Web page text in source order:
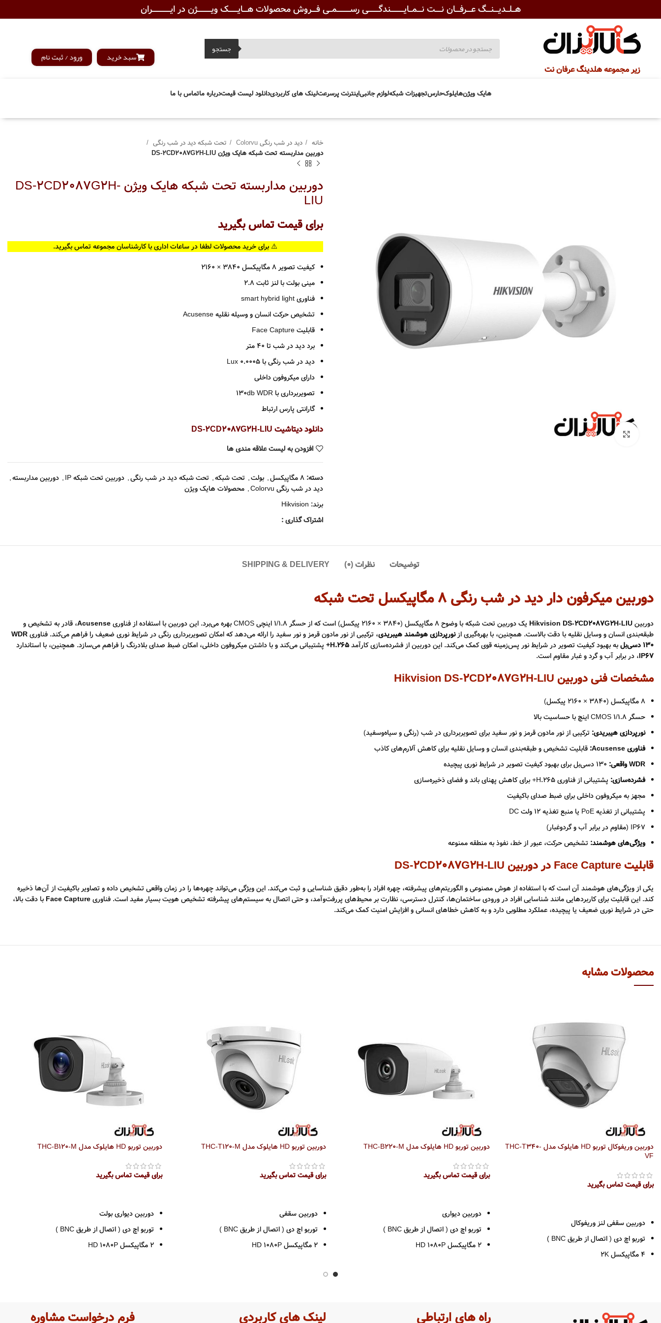
هــلــدیـــنـــگ عـــرفـــان نــــت نـــمــایـــــــــندگـــــــی رســـــــــمــی فـــروش محصولات هـــایــــــک ویـــــــــژن در ایــــــــــــران
زیر مجموعه هلدینگ عرفان نت
جستجو
سبد خرید ورود / ثبت نام
هایک ویژنهایلوکحارستجهیزات شبکهلوازم جانبیاینترنت پرسرعتلینک های کاربردیدانلود لیست قیمتدرباره ماتماس با ما
Click to enlarge
خانه دید در شب رنگی Colorvu
تحت شبکه دید در شب رنگی
دوربین مداربسته تحت شبکه هایک ویژن DS-2CD2087G2H-LIU
دوربین مداربسته تحت شبکه هایک ویژن DS-2CD2087G2H-
LIU
برای قیمت تماس بگیرید
⚠️ برای خرید محصولات لطفا در ساعات اداری با کارشناسان مجموعه تماس بگیرید.
کیفیت تصویر 8 مگاپیکسل 3840 × 2160
مینی بولت با لنز ثابت 2.8
فناوری smart hybrid light
تشخیص حرکت انسان و وسیله نقلیه Acusense
قابلیت Face Capture
برد دید در شب تا 40 متر
دید در شب رنگی با 0.0005 Lux
دارای میکروفون داخلی
تصویربرداری با 130db WDR
گارانتی پارس ارتباط
دانلود دیتاشیت DS-2CD2087G2H-LIU
افزودن به لیست علاقه مندی ها
دسته: 8 مگاپیکسل , بولت, تحت شبکه, تحت شبکه دید در شب رنگی, دوربین تحت شبکه IP , دوربین مداربسته,
دید در شب رنگی Colorvu
, محصولات هایک ویژن
برند: Hikvision
اشتراک گذاری :
توضیحات نظرات (0) SHIPPING & DELIVERY
دوربین میکرفون دار دید در شب رنگی 8 مگاپیکسل تحت شبکه
دوربینHikvision DS-2CD2087G2H-LIU یک دوربین تحت شبکه با وضوح 8 مگاپیکسل (3840 × 2160 پیکسل) است که از حسگر 1/1.8 اینچی CMOS بهره می‌برد. این دوربین با استفاده از فناوری Acusense، قادر به تشخیص و
طبقه‌بندی انسان و وسایل نقلیه با دقت بالاست. همچنین، با بهره‌گیری ازنورپردازی هوشمند هیبریدی، ترکیبی از نور مادون قرمز و نور سفید را ارائه می‌دهد که امکان تصویربرداری رنگی در شرایط نوری ضعیف را فراهم می‌کند. فناوریWDR
130 دسی‌بل
به بهبود کیفیت تصویر در شرایط نور پس‌زمینه قوی کمک می‌کند. این دوربین از فشرده‌سازی کارآمدH.265+
پشتیبانی می‌کند و با داشتن میکروفون داخلی، امکان ضبط صدای بلادرنگ را فراهم می‌سازد. همچنین، با استاندارد
IP67، در برابر آب و گرد و غبار مقاوم است.
مشخصات فنی دوربین Hikvision DS-2CD2087G2H-LIU
8 مگاپیکسل (3840 × 2160 پیکسل)
حسگر CMOS 1/1.8 اینچ با حساسیت بالا
نورپردازی هیبریدی: ترکیبی از نور مادون قرمز و نور سفید برای تصویربرداری در شب (رنگی و سیاه‌وسفید)
فناوری Acusense:
قابلیت تشخیص و طبقه‌بندی انسان و وسایل نقلیه برای کاهش آلارم‌های کاذب
WDR واقعی:
فشرده‌سازی: پشتیبانی از فناوری H.265+ برای کاهش پهنای باند و فضای ذخیره‌سازی
مجهز به میکروفون داخلی برای ضبط صدای باکیفیت
پشتیبانی از تغذیه PoE یا منبع تغذیه 12 ولت DC
IP67 (مقاوم در برابر آب و گردوغبار)
ویژگی‌های هوشمند: تشخیص حرکت، عبور از خط، نفوذ به منطقه ممنوعه
قابلیتFace Capture در دوربین DS-2CD2087G2H-LIU
یکی از ویژگی‌های هوشمند آن است که با استفاده از هوش مصنوعی و الگوریتم‌های پیشرفته، چهره افراد را به‌طور دقیق شناسایی و ثبت می‌کند. این ویژگی می‌تواند چهره‌ها را در زمان واقعی تشخیص داده و تصاویر باکیفیت از آن‌ها ذخیره
کند. این قابلیت برای کاربردهایی مانند شناسایی افراد در ورودی ساختمان‌ها، کنترل دسترسی، نظارت بر محیط‌های پررفت‌وآمد، و حتی اتصال به سیستم‌های پیشرفته تشخیص هویت بسیار مفید است. فناوریFace Capture با دقت بالا،
حتی در شرایط نوری ضعیف یا پیچیده، عملکرد مطلوبی دارد و به کاهش خطاهای انسانی و افزایش امنیت کمک می‌کند.
محصولات مشابه
دوربین وریفوکال توربو HD هایلوک مدل THC-T340-
VF
برای قیمت تماس بگیرید
دوربین سقفی لنز وریفوکال
توربو اچ دی ( اتصال از طریق BNC )
4 مگاپیکسل 2K
بدنه فلزی
دوربین توربو HD هایلوک مدل THC-B220-M
برای قیمت تماس بگیرید
دوربین دیواری
توربو اچ دی ( اتصال از طریق BNC )
2 مگاپیکسل HD 1080P
دوربین توربو HD هایلوک مدل THC-T120-M
برای قیمت تماس بگیرید
دوربین سقفی
توربو اچ دی ( اتصال از طریق BNC )
2 مگاپیکسل HD 1080P
دوربین توربو HD هایلوک مدل THC-B120-M
برای قیمت تماس بگیرید
دوربین دیواری بولت
توربو اچ دی ( اتصال از طریق BNC )
2 مگاپیکسل HD 1080P
راه های ارتباطی لینک های کاربردی فرم درخواست مشاوره